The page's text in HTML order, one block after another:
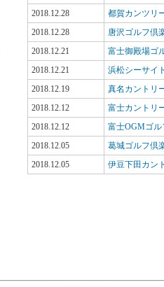
2018.12.28
都賀カンツリ
2018.12.28
唐沢ゴルフ倶
2018.12.21
富士御殿場ゴ
2018.12.21
浜松シーサイ
2018.12.19
真名カントリ
2018.12.12
富士カントリ
2018.12.12
富士OGMゴ
2018.12.05
葛城ゴルフ倶
2018.12.05
伊豆下田カン